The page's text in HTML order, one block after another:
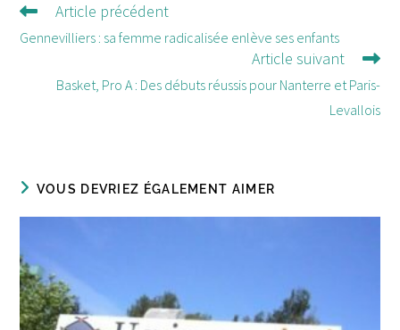
Lire
d'autres
Article précédent
Gennevilliers : sa femme radicalisée enlève ses enfants
Article suivant
Basket, Pro A : Des débuts réussis pour Nanterre et Paris-
Levallois
VOUS DEVRIEZ ÉGALEMENT AIMER